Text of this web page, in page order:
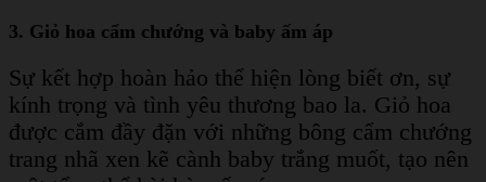
3. Giỏ hoa cẩm chướng và baby ấm áp
Sự kết hợp hoàn hảo thể hiện lòng biết ơn, sự
kính trọng và tình yêu thương bao la. Giỏ hoa
được cắm đầy đặn với những bông cẩm chướng
trang nhã xen kẽ cành baby trắng muốt, tạo nên